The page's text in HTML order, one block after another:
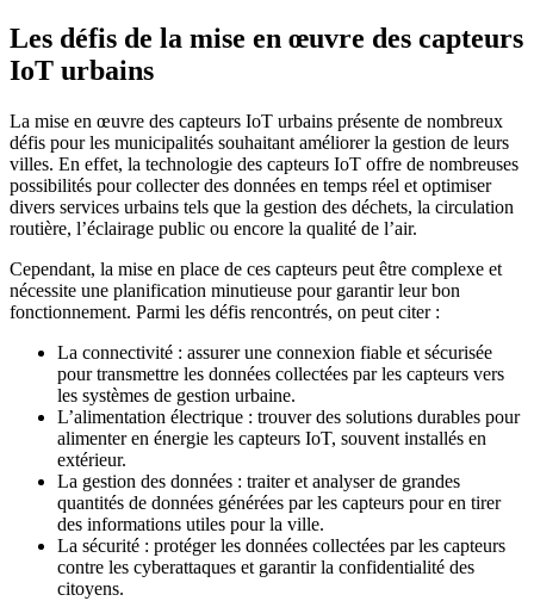
Les défis de la mise en œuvre des capteurs
IoT urbains
La mise en œuvre des capteurs IoT urbains présente de nombreux
défis pour les municipalités souhaitant améliorer la gestion de leurs
villes. En effet, la technologie des capteurs IoT offre de nombreuses
possibilités pour collecter des données en temps réel et optimiser
divers services urbains tels que la gestion des déchets, la circulation
routière, l’éclairage public ou encore la qualité de l’air.
Cependant, la mise en place de ces capteurs peut être complexe et
nécessite une planification minutieuse pour garantir leur bon
fonctionnement. Parmi les défis rencontrés, on peut citer :
La connectivité : assurer une connexion fiable et sécurisée
pour transmettre les données collectées par les capteurs vers
les systèmes de gestion urbaine.
L’alimentation électrique : trouver des solutions durables pour
alimenter en énergie les capteurs IoT, souvent installés en
extérieur.
La gestion des données : traiter et analyser de grandes
quantités de données générées par les capteurs pour en tirer
des informations utiles pour la ville.
La sécurité : protéger les données collectées par les capteurs
contre les cyberattaques et garantir la confidentialité des
citoyens.